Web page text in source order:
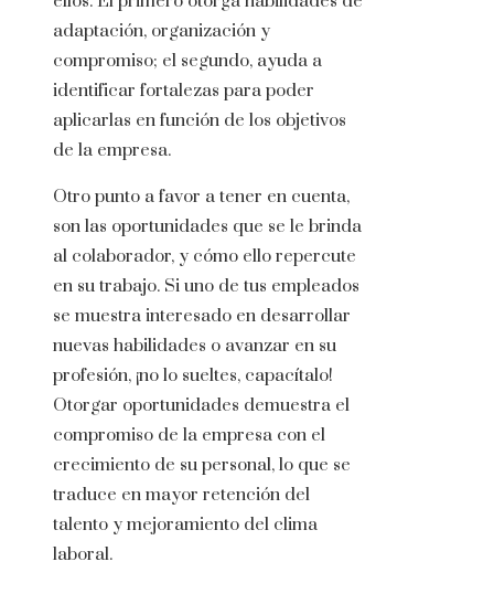
adaptación, organización y
compromiso; el segundo, ayuda a
identificar fortalezas para poder
aplicarlas en función de los objetivos
de la empresa.
Otro punto a favor a tener en cuenta,
son las oportunidades que se le brinda
al colaborador, y cómo ello repercute
en su trabajo. Si uno de tus empleados
se muestra interesado en desarrollar
nuevas habilidades o avanzar en su
profesión, ¡no lo sueltes, capacítalo!
Otorgar oportunidades demuestra el
compromiso de la empresa con el
crecimiento de su personal, lo que se
traduce en mayor retención del
talento y mejoramiento del clima
laboral.